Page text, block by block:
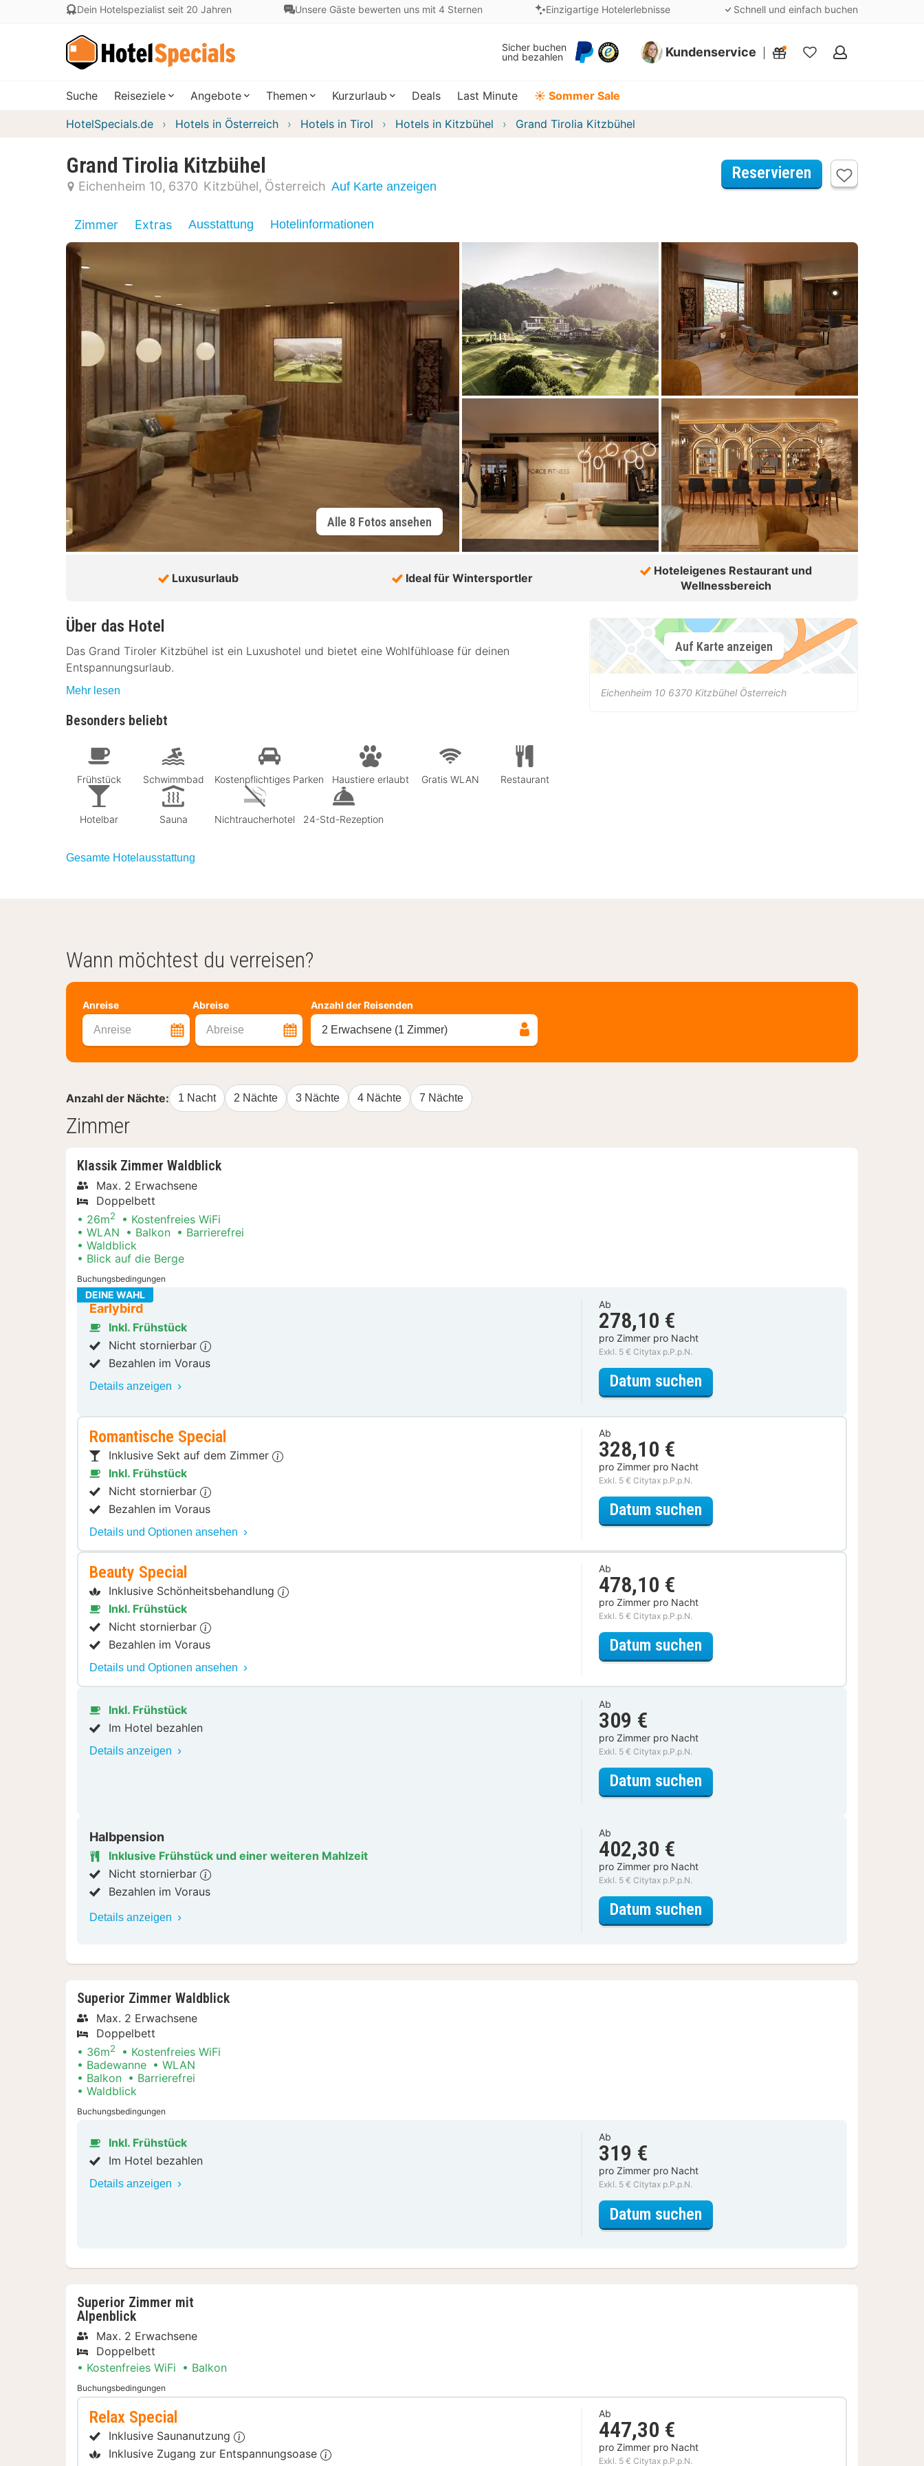
Dein Hotelspezialist seit 20 Jahren Unsere Gäste bewerten uns mit 4 Sternen Einzigartige Hotelerlebnisse Schnell und einfach buchen
Sicher buchen
und bezahlen
Kundenservice
Meine
Suche Reiseziele Angebote Themen Kurzurlaub Deals Last Minute ☀️ Sommer Sale
HotelSpecials.de Hotels in Österreich Hotels in Tirol Hotels in Kitzbühel Grand Tirolia Kitzbühel
Grand Tirolia Kitzbühel
Eichenheim 10 6370 Kitzbühel Österreich Auf Karte anzeigen
Reservieren
Zimmer Extras Ausstattung Hotelinformationen
Alle 8 Fotos ansehen
Luxusurlaub Ideal für Wintersportler
Hoteleigenes Restaurant und
Wellnessbereich
Über das Hotel
Das Grand Tiroler Kitzbühel ist ein Luxushotel und bietet eine Wohlfühloase für deinen
Entspannungsurlaub.
Mehr lesen
Besonders beliebt
Frühstück Schwimmbad Kostenpflichtiges Parken Haustiere erlaubt Gratis WLAN Restaurant
Hotelbar Sauna Nichtraucherhotel 24-Std-Rezeption
Gesamte Hotelausstattung
Auf Karte anzeigen
Eichenheim 10 6370 Kitzbühel Österreich
Wann möchtest du verreisen?
Anreise Abreise
Anreise Abreise
Anzahl der Reisenden
2 Erwachsene (1 Zimmer)
Anzahl der Nächte: 1 Nacht 2 Nächte 3 Nächte 4 Nächte 7 Nächte
Zimmer
Klassik Zimmer Waldblick
Max. 2 Erwachsene
Doppelbett
26m2
Kostenfreies WiFi
WLAN
Balkon
Barrierefrei
Waldblick
Blick auf die Berge
Buchungsbedingungen
DEINE WAHL
Earlybird
Inkl. Frühstück
Nicht stornierbar
Bezahlen im Voraus
Details anzeigen
Ab
278,10 €
pro Zimmer pro Nacht
Exkl. 5 € Citytax p.P.p.N.
Datum suchen
Romantische Special
Inklusive Sekt auf dem Zimmer
Inkl. Frühstück
Nicht stornierbar
Bezahlen im Voraus
Details und Optionen ansehen
Ab
328,10 €
pro Zimmer pro Nacht
Exkl. 5 € Citytax p.P.p.N.
Datum suchen
Beauty Special
Inklusive Schönheitsbehandlung
Inkl. Frühstück
Nicht stornierbar
Bezahlen im Voraus
Details und Optionen ansehen
Ab
478,10 €
pro Zimmer pro Nacht
Exkl. 5 € Citytax p.P.p.N.
Datum suchen
Inkl. Frühstück
Im Hotel bezahlen
Details anzeigen
Ab
309 €
pro Zimmer pro Nacht
Exkl. 5 € Citytax p.P.p.N.
Datum suchen
Halbpension
Nicht stornierbar
Bezahlen im Voraus
Inklusive Frühstück und einer weiteren Mahlzeit
Details anzeigen
Ab
402,30 €
pro Zimmer pro Nacht
Exkl. 5 € Citytax p.P.p.N.
Datum suchen
Superior Zimmer Waldblick
Max. 2 Erwachsene
Doppelbett
36m2
Kostenfreies WiFi
Badewanne
WLAN
Balkon
Barrierefrei
Waldblick
Buchungsbedingungen
Inkl. Frühstück
Im Hotel bezahlen
Details anzeigen
Ab
319 €
pro Zimmer pro Nacht
Exkl. 5 € Citytax p.P.p.N.
Datum suchen
Superior Zimmer mit
Alpenblick
Max. 2 Erwachsene
Doppelbett
Kostenfreies WiFi
Balkon
Buchungsbedingungen
Relax Special
Inklusive Saunanutzung
Inklusive Zugang zur Entspannungsoase
Ab
447,30 €
pro Zimmer pro Nacht
Exkl. 5 € Citytax p.P.p.N.